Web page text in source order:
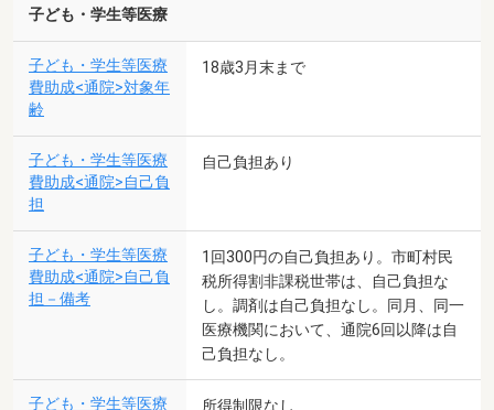
子ども・学生等医療
子ども・学生等医療
費助成<通院>対象年
齢
18歳3月末まで
子ども・学生等医療
費助成<通院>自己負
担
自己負担あり
子ども・学生等医療
費助成<通院>自己負
担－備考
1回300円の自己負担あり。市町村民
税所得割非課税世帯は、自己負担な
し。調剤は自己負担なし。同月、同一
医療機関において、通院6回以降は自
己負担なし。
子ども・学生等医療
所得制限なし